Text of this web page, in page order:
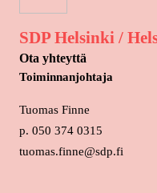
SDP Helsinki /
Ota yhteyttä
Toiminnanjohtaja
Tuomas Finne
p. 050 374 0315
tuomas.finne@sdp.fi